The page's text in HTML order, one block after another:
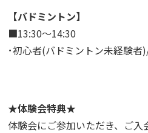
【バドミントン】
■13:30～14:30
･初心者(バドミントン未経験者
★体験会特典★
体験会にご参加いただき、ご入